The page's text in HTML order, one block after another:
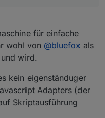
für einfache
wohl von @bluefox als
wird.
kein eigenständuger
Adapters (der
Skriptausführung